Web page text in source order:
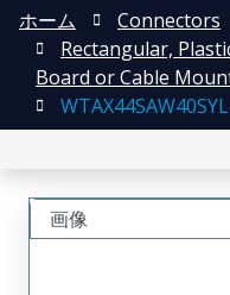
ホーム Connectors
Rectangular,
Board or Cable
画像